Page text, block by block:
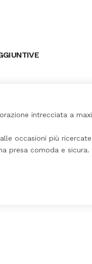
intrecciata a
occasioni più
presa comoda e sicura.